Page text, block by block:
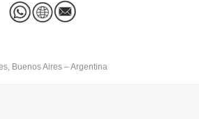
Buenos Aires – Argentina